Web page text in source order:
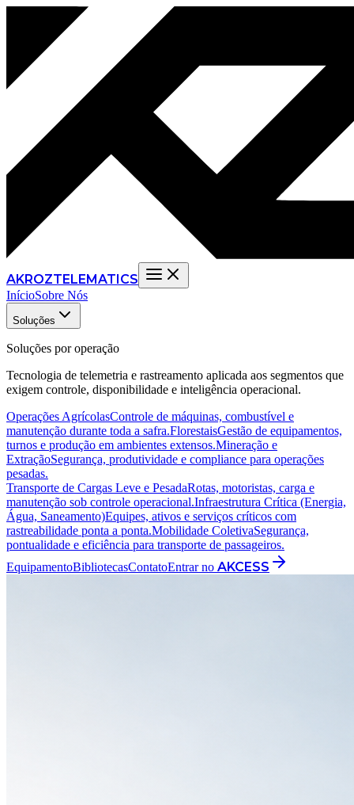
AKROZTELEMATICS
InícioSobre Nós
Soluções
Soluções por operação
Tecnologia de telemetria e rastreamento aplicada aos segmentos que
exigem controle, disponibilidade e inteligência operacional.
Operações AgrícolasControle de máquinas, combustível e
manutenção durante toda a safra.FlorestaisGestão de equipamentos,
turnos e produção em ambientes extensos.Mineração e
ExtraçãoSegurança, produtividade e compliance para operações
pesadas.
Transporte de Cargas Leve e PesadaRotas, motoristas, carga e
manutenção sob controle operacional.Infraestrutura Crítica (Energia,
Água, Saneamento)Equipes, ativos e serviços críticos com
rastreabilidade ponta a ponta.Mobilidade ColetivaSegurança,
pontualidade e eficiência para transporte de passageiros.
EquipamentoBibliotecasContatoEntrar no AKCESS